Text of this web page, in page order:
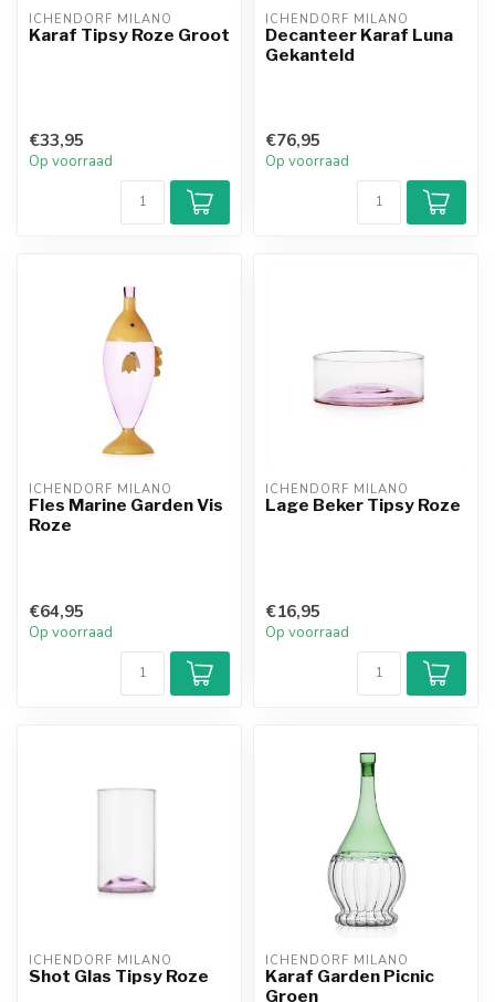
ICHENDORF MILANO
Karaf Tipsy Roze Groot
€33,95
Op voorraad
ICHENDORF MILANO
Decanteer Karaf Luna
Gekanteld
€76,95
Op voorraad
ICHENDORF MILANO
Fles Marine Garden Vis
Roze
€64,95
Op voorraad
ICHENDORF MILANO
Lage Beker Tipsy Roze
€16,95
Op voorraad
ICHENDORF MILANO
Shot Glas Tipsy Roze
ICHENDORF MILANO
Karaf Garden Picnic
Groen